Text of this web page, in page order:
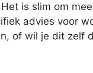
is slim om
advies voor
of wil je dit zelf